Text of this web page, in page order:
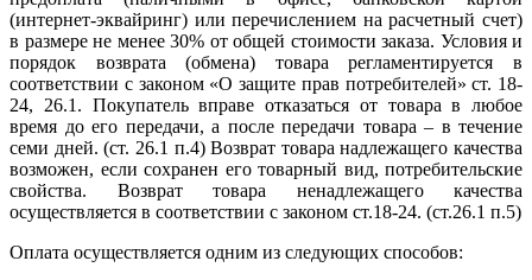
(интернет-эквайринг) или перечислением на расчетный счет)
в размере не менее 30% от общей стоимости заказа. Условия и
порядок возврата (обмена) товара регламентируется в
соответствии с законом «О защите прав потребителей» ст. 18-
24, 26.1. Покупатель вправе отказаться от товара в любое
время до его передачи, а после передачи товара – в течение
семи дней. (ст. 26.1 п.4) Возврат товара надлежащего качества
возможен, если сохранен его товарный вид, потребительские
свойства. Возврат товара ненадлежащего качества
осуществляется в соответствии с законом ст.18-24. (ст.26.1 п.5)
Оплата осуществляется одним из следующих способов: